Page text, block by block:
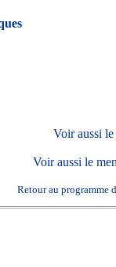
Voir aussi
Voir aussi le
Retour au programme